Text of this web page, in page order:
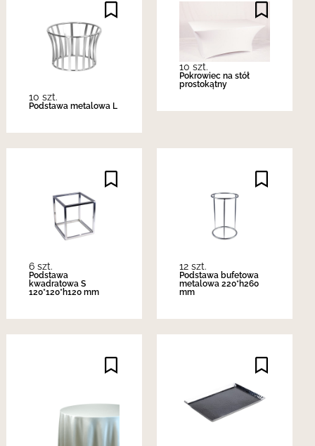
10 szt.
Podstawa metalowa L
10 szt.
Pokrowiec na stół
prostokątny
6 szt.
Podstawa
kwadratowa S
120*120*h120 mm
12 szt.
Podstawa bufetowa
metalowa 220*h260
mm